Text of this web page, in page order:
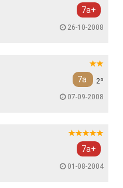
7a+
26-10-2008
7a
2º
07-09-2008
7a+
01-08-2004